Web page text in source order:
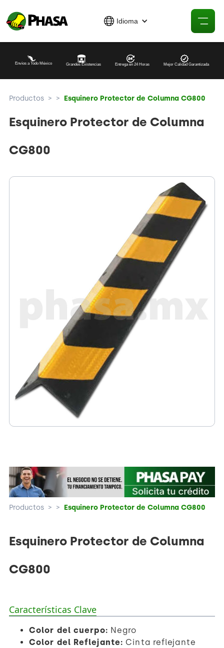
Idioma
Envíos a Todo México Grandes Existencias Entrega en 24 Horas Mejor Calidad Garantizada
Productos > > Esquinero Protector de Columna CG800
Esquinero Protector de Columna
CG800
Productos > > Esquinero Protector de Columna CG800
Esquinero Protector de Columna
CG800
Características Clave
Color del cuerpo: Negro
Color del Reflejante: Cinta reflejante